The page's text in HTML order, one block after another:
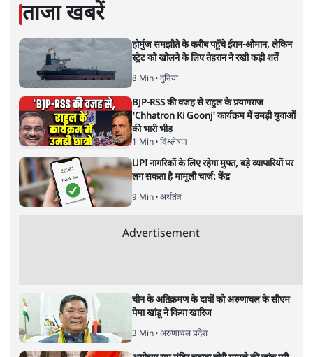
ताजा खबरें
होर्मुज समझौते के करीब पहुँचे ईरान-ओमान, लेकिन
स्ट्रेट को खोलने के लिए तेहरान ने रखी कड़ी शर्तें
8 Min• दुनिया
BJP-RSS की वजह से राहुल के प्रयागराज
'Chhatron Ki Goonj' कार्यक्रम में उमड़ी युवाओं
की भारी भीड़
1 Min• विश्लेषण
UPI नागरिकों के लिए रहेगा मुफ्त, बड़े व्यापारियों पर
लग सकता है मामूली चार्ज: केंद्र
9 Min• अर्थतंत्र
Advertisement
चीन के अतिक्रमण के दावों को अरुणाचल के सीएम
पेमा खांडू ने किया खारिज
3 Min• अरुणाचल प्रदेश